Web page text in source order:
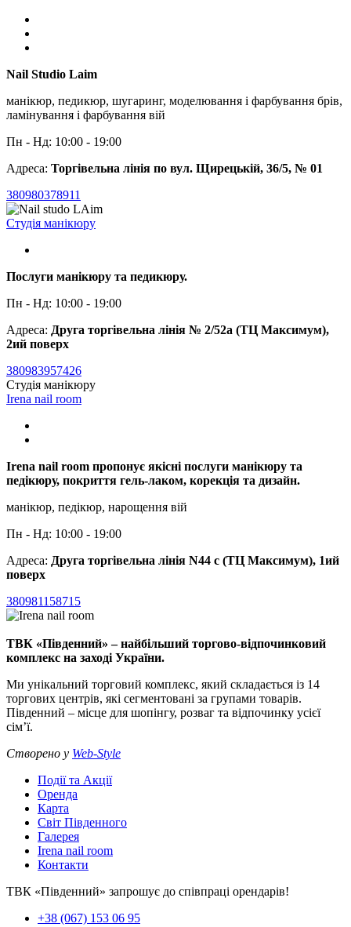
Nail Studio Laim
манікюр, педикюр, шугаринг, моделювання і фарбування брів,
ламінування і фарбування вій
Пн - Нд: 10:00 - 19:00
Адреса: Торгівельна лінія по вул. Щирецькій, 36/5, № 01
380980378911
Студія манікюру
Послуги манікюру та педикюру.
Пн - Нд: 10:00 - 19:00
Адреса: Друга торгівельна лінія № 2/52а (ТЦ Максимум),
2ий поверх
380983957426
Студія манікюру
Irena nail room
Irena nail room пропонує якісні послуги манікюру та
педікюру, покриття гель-лаком, корекція та дизайн.
манікюр, педікюр, нарощення вій
Пн - Нд: 10:00 - 19:00
Адреса: Друга торгівельна лінія N44 c (ТЦ Максимум), 1ий
поверх
380981158715
ТВК «Південний» – найбільший торгово-відпочинковий
комплекс на заході України.
Ми унікальний торговий комплекс, який складається із 14
торгових центрів, які сегментовані за групами товарів.
Південний – місце для шопінгу, розваг та відпочинку усієї
сім’ї.
Створено у Web-Style
Події та Акції
Оренда
Карта
Світ Південного
Галерея
Irena nail room
Контакти
ТВК «Південний» запрошує до співпраці орендарів!
+38 (067) 153 06 95